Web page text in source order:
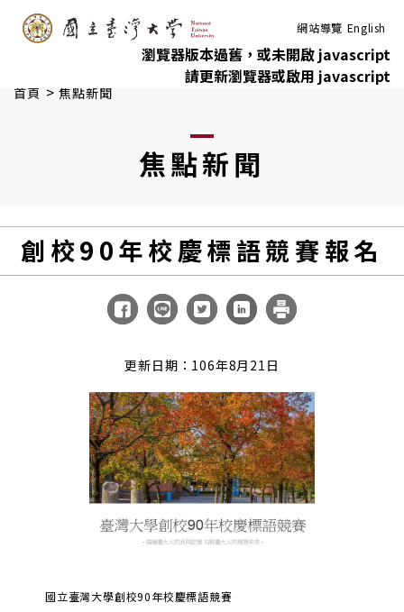
跳到主要內容 網站導覽 English
瀏覽器版本過舊，或未開啟 javascript
請更新瀏覽器或啟用 javascript
首頁 > 焦點新聞
焦點新聞
創校90年校慶標語競賽報名
更新日期：106年8月21日
國立臺灣大學創校90年校慶標語競賽